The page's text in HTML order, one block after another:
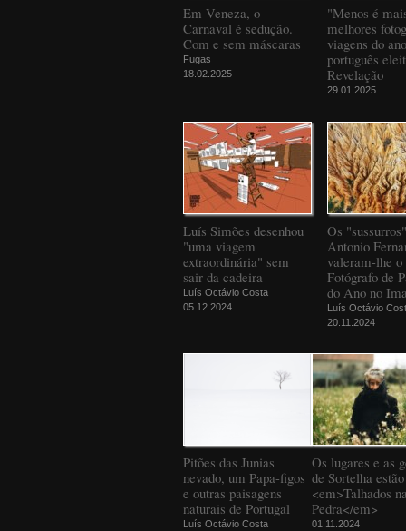
Em Veneza, o
Carnaval é sedução.
Com e sem máscaras
Fugas
18.02.2025
"Menos é
melhores
viagens do
português
Revelação
29.01.2025
Luís Simões desenhou
"uma viagem
extraordinária" sem
sair da cadeira
Luís Octávio Costa
05.12.2024
Os
Antonio
valeram-lhe
Fotógrafo de
do Ano no
Luís Octávio
20.11.2024
Pitões das Junias
nevado, um Papa-figos
e outras paisagens
naturais de Portugal
Luís Octávio Costa
Os lugares e as
de Sortelha
<em>Talhados
Pedra</em>
01.11.2024